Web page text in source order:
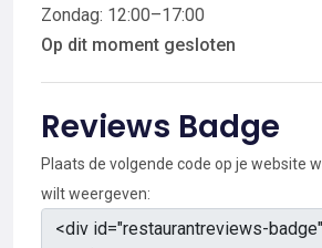
Zondag: 12:00–17:00
Op dit moment gesloten
Reviews Badge
Plaats de volgende code op je website
wilt weergeven: